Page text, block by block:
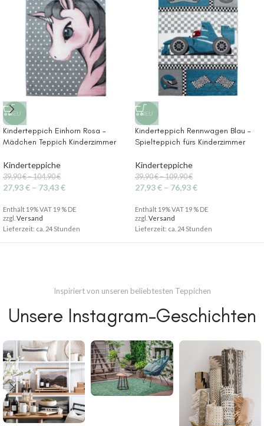
NEU
Kinderteppich Einhorn Rosa –
Mädchen Teppich Kinderzimmer
Kinderteppiche
39,90€–104,90€
27,93€ – 73,43€
Enthält 19% VAT 19 % DE
zzgl. Versand
Lieferzeit: ca. 24 Stunden
NEU
Kinderteppich Rennwagen Blau –
Spielteppich fürs Kinderzimmer
Kinderteppiche
39,90€–109,90€
27,93€ – 76,93€
Enthält 19% VAT 19 % DE
zzgl. Versand
Lieferzeit: ca. 24 Stunden
Inspiriert von unseren beliebtesten Teppichen
Unsere Instagram-Geschichten